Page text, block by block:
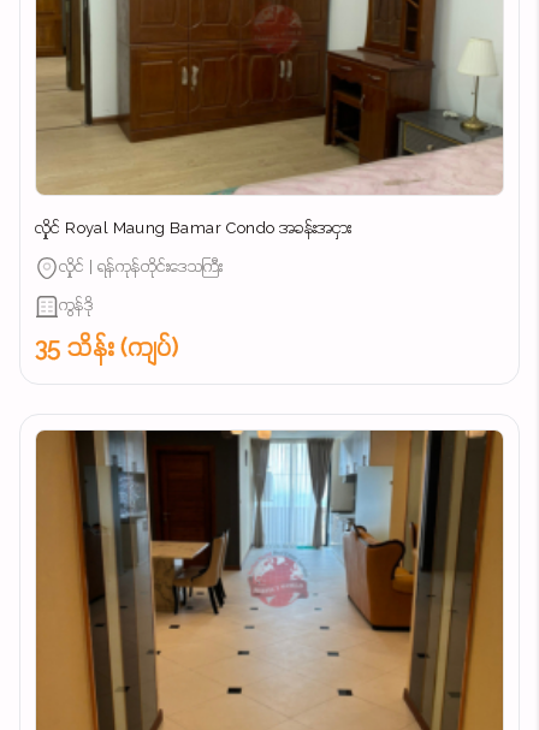
လှိုင် Royal Maung Bamar Condo အခန်းအငှား
လှိုင် | ရန်ကုန်တိုင်းဒေသကြီး
ကွန်ဒို
35 သိန်း (ကျပ်)